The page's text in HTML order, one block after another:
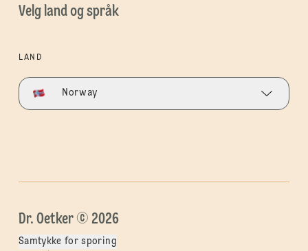
Velg land og språk
LAND
Norway
Dr. Oetker © 2026
Samtykke for sporing